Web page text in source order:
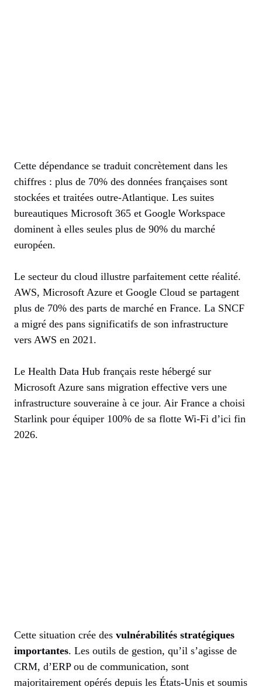
Cette dépendance se traduit concrètement dans les
chiffres : plus de 70% des données françaises sont
stockées et traitées outre-Atlantique. Les suites
bureautiques Microsoft 365 et Google Workspace
dominent à elles seules plus de 90% du marché
européen.
Le secteur du cloud illustre parfaitement cette réalité.
AWS, Microsoft Azure et Google Cloud se partagent
plus de 70% des parts de marché en France. La SNCF
a migré des pans significatifs de son infrastructure
vers AWS en 2021.
Le Health Data Hub français reste hébergé sur
Microsoft Azure sans migration effective vers une
infrastructure souveraine à ce jour. Air France a choisi
Starlink pour équiper 100% de sa flotte Wi-Fi d’ici fin
2026.
Cette situation crée des vulnérabilités stratégiques
importantes. Les outils de gestion, qu’il s’agisse de
CRM, d’ERP ou de communication, sont
majoritairement opérés depuis les États-Unis et soumis